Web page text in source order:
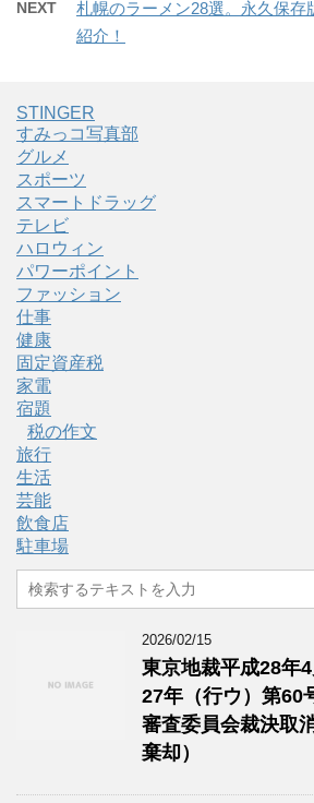
NEXT
札幌のラーメン28選。永久保存
紹介！
STINGER
すみっコ写真部
グルメ
スポーツ
スマートドラッグ
テレビ
ハロウィン
パワーポイント
ファッション
仕事
健康
固定資産税
家電
宿題
税の作文
旅行
生活
芸能
飲食店
駐車場
2026/02/15
東京地裁平成28年
27年（行ウ）第60
審査委員会裁決取
棄却）